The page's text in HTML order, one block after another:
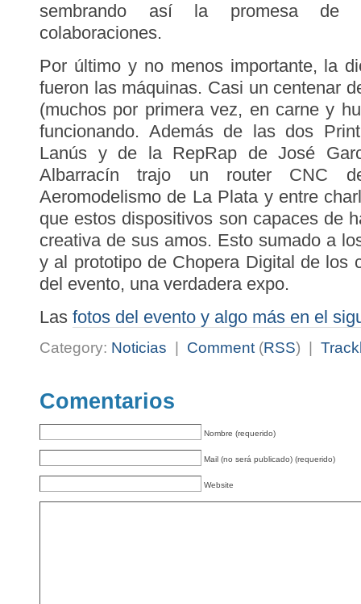
sembrando así la promesa de
colaboraciones.
Por último y no menos importante, la
fueron las máquinas. Casi un centenar
(muchos por primera vez, en carne y
funcionando. Además de las dos
Lanús y de la RepRap de José
Albarracín trajo un router CNC
Aeromodelismo de La Plata y entre
que estos dispositivos son capaces de
creativa de sus amos. Esto sumado a
y al prototipo de Chopera Digital de los
del evento, una verdadera expo.
Las fotos del evento y algo más en el
Category: Noticias Comment (RSS) |
Comentarios
Nombre (requerido)
Mail (no será publicado) (requerido)
Website